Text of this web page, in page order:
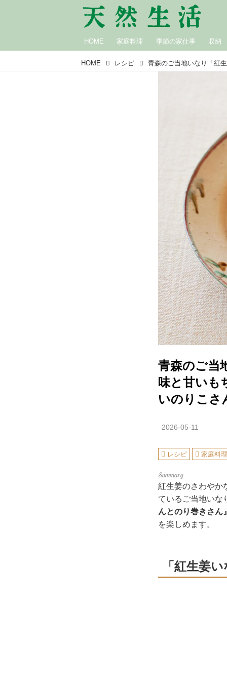
HOME 家庭料理 季節の家仕事 収納
HOME レシピ
青森のご当
味と甘いも
いのりこさ
2026-05-11
レシピ 家庭料理
紅生姜のさわやか
ているご当地いな
んとのり巻きさん』
を楽しめます。
「紅生姜